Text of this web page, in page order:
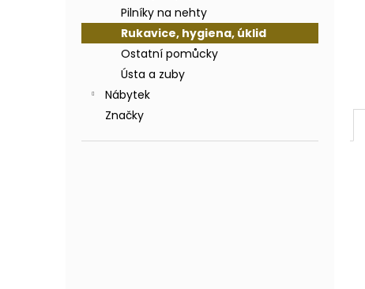
Pilníky na nehty
Rukavice, hygiena, úklid
Ostatní pomůcky
Ústa a zuby
Nábytek
Značky